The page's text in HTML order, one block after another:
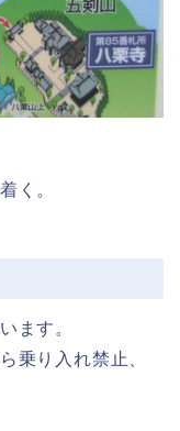
く。
ます。
乗り入れ禁止、